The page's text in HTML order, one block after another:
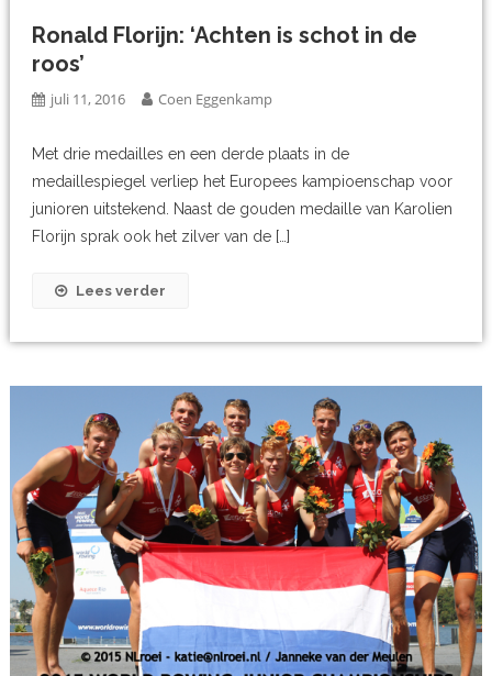
Ronald Florijn: ‘Achten is schot in de
roos’
juli 11, 2016 Coen Eggenkamp
Met drie medailles en een derde plaats in de
medaillespiegel verliep het Europees kampioenschap voor
junioren uitstekend. Naast de gouden medaille van Karolien
Florijn sprak ook het zilver van de […]
Lees verder